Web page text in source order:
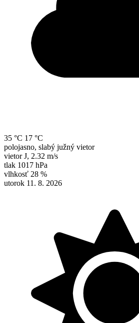
35 °C 17 °C
polojasno, slabý južný vietor
vietor J, 2.32 m/s
tlak 1017 hPa
vlhkosť 28 %
utorok 11. 8. 2026